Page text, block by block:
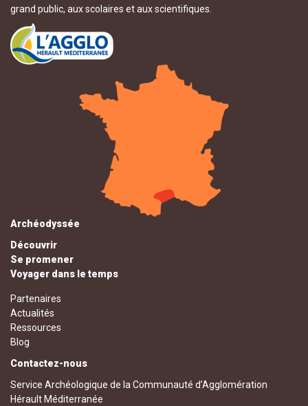
grand public, aux scolaires et aux scientifiques.
Archéodyssée
Découvrir
Se promener
Voyager dans le temps
Partenaires
Actualités
Ressources
Blog
Contactez-nous
Service Archéologique de la Communauté d’Agglomération
Hérault Méditerranée